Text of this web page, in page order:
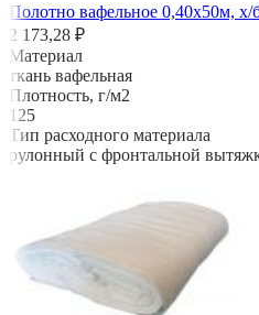
Полотно вафельное 0,40х50м, х/
2 173,28 ₽
Материал
ткань вафельная
Плотность, г/м2
125
Тип расходного материала
рулонный с фронтальной